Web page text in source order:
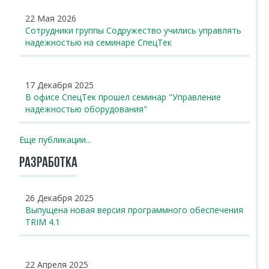
22 Мая 2026
Сотрудники группы Содружество учились управлять
надежностью на семинаре СпецТек
17 Декабря 2025
В офисе СпецТек прошел семинар "Управление
надежностью оборудования"
Еще публикации...
РАЗРАБОТКА
26 Декабря 2025
Выпущена новая версия программного обеспечения
TRIM 4.1
22 Апреля 2025